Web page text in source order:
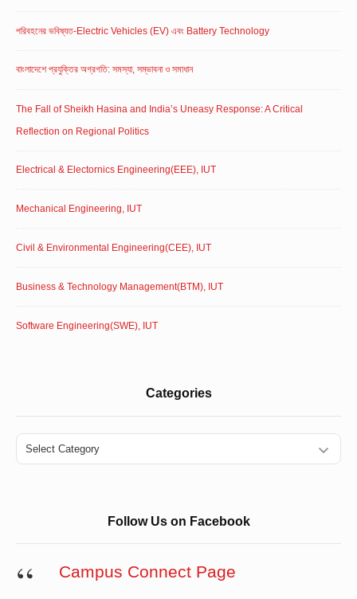
পরিবহনের ভবিষ্যত-Electric Vehicles (EV) এবং Battery Technology
বাংলাদেশে প্রযুক্তির অগ্রগতি: সমস্যা, সম্ভাবনা ও সমাধান
The Fall of Sheikh Hasina and India’s Uneasy Response: A Critical
Reflection on Regional Politics
Electrical & Electornics Engineering(EEE), IUT
Mechanical Engineering, IUT
Civil & Environmental Engineering(CEE), IUT
Business & Technology Management(BTM), IUT
Software Engineering(SWE), IUT
Categories
Categories
Follow Us on Facebook
Campus Connect Page